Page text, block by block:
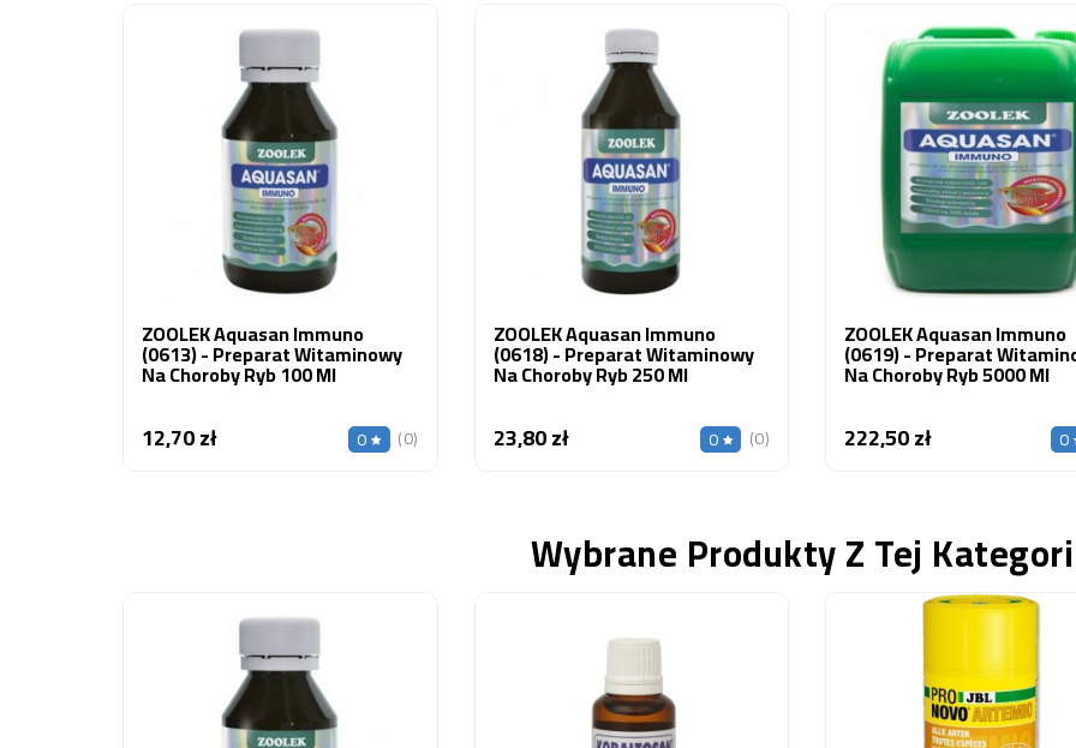
ZOOLEK Aquasan Immuno
(0613) - Preparat Witaminowy
Na Choroby Ryb 100 Ml
12,70 złCena 0 (0)
ZOOLEK Aquasan Immuno
(0618) - Preparat Witaminowy
Na Choroby Ryb 250 Ml
23,80 złCena 0 (0)
ZOOLEK Aquasan Immuno
(0619) - Preparat
Na Choroby Ryb 5000 Ml
222,50 złCena 0
Wybrane Produkty Z Tej